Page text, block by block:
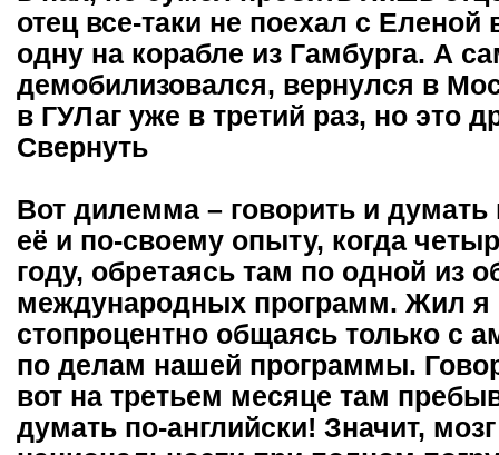
отец все-таки не поехал с
одну на корабле из Гамбурга. А
демобилизовался, вернулся в
в ГУЛаг уже в третий раз, но это
Свернуть
Вот дилемма – говорить и
её и по-своему опыту, когда
году, обретаясь там по одной из
международных программ. Жил я
стопроцентно общаясь только с
по делам нашей программы.
вот на третьем месяце там
думать по-английски! Значит,